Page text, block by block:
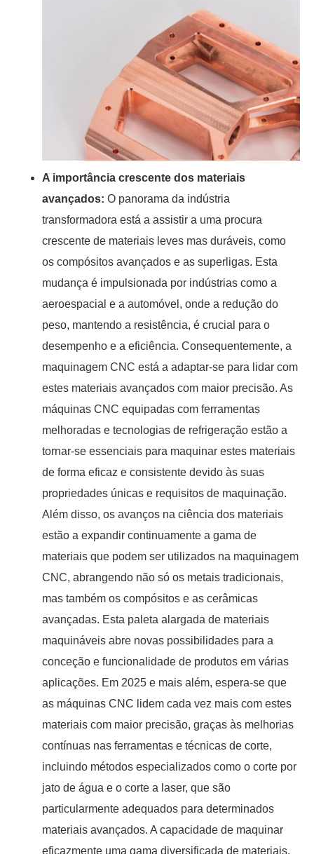
A importância crescente dos materiais
avançados: O panorama da indústria
transformadora está a assistir a uma procura
crescente de materiais leves mas duráveis, como
os compósitos avançados e as superligas. Esta
mudança é impulsionada por indústrias como a
aeroespacial e a automóvel, onde a redução do
peso, mantendo a resistência, é crucial para o
desempenho e a eficiência. Consequentemente, a
maquinagem CNC está a adaptar-se para lidar com
estes materiais avançados com maior precisão. As
máquinas CNC equipadas com ferramentas
melhoradas e tecnologias de refrigeração estão a
tornar-se essenciais para maquinar estes materiais
de forma eficaz e consistente devido às suas
propriedades únicas e requisitos de maquinação.
Além disso, os avanços na ciência dos materiais
estão a expandir continuamente a gama de
materiais que podem ser utilizados na maquinagem
CNC, abrangendo não só os metais tradicionais,
mas também os compósitos e as cerâmicas
avançadas. Esta paleta alargada de materiais
maquináveis abre novas possibilidades para a
conceção e funcionalidade de produtos em várias
aplicações. Em 2025 e mais além, espera-se que
as máquinas CNC lidem cada vez mais com estes
materiais com maior precisão, graças às melhorias
contínuas nas ferramentas e técnicas de corte,
incluindo métodos especializados como o corte por
jato de água e o corte a laser, que são
particularmente adequados para determinados
materiais avançados. A capacidade de maquinar
eficazmente uma gama diversificada de materiais,